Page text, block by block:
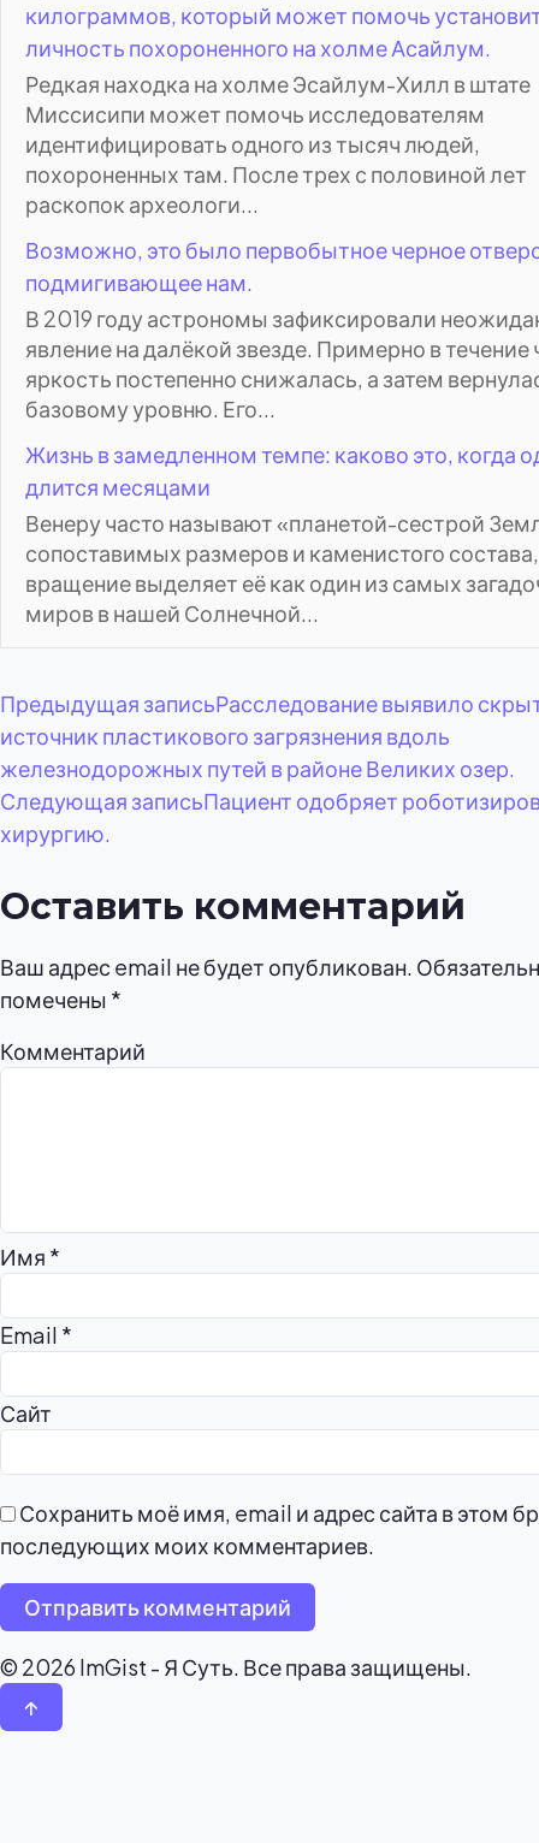
килограммов, который может помочь
личность похороненного на холме Асайлум.
Редкая находка на холме Эсайлум-Хилл в штате
Миссисипи может помочь исследователям
идентифицировать одного из тысяч людей,
похороненных там. После трех с половиной лет
раскопок археологи...
Возможно, это было первобытное черное
подмигивающее нам.
В 2019 году астрономы зафиксировали
явление на далёкой звезде. Примерно в течение
яркость постепенно снижалась, а затем
базовому уровню. Его...
Жизнь в замедленном темпе: каково это, когда
длится месяцами
Венеру часто называют «планетой-сестрой
сопоставимых размеров и каменистого
вращение выделяет её как один из самых
миров в нашей Солнечной...
Навигация
по
записям
Предыдущая записьРасследование выявило
источник пластикового загрязнения вдоль
железнодорожных путей в районе Великих озер.
Следующая записьПациент одобряет
хирургию.
Оставить комментарий
Ваш адрес email не будет опубликован.
помечены *
Комментарий
Имя *
Email *
Сайт
Сохранить моё имя, email и адрес сайта в этом
последующих моих комментариев.
Отправить комментарий
© 2026 ImGist - Я Суть. Все права защищены.
↑